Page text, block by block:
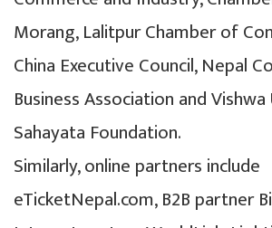
Morang, Lalitpur Chamber of
China Executive Council, Nepal
Business Association and
Sahayata Foundation.
Similarly, online partners include
eTicketNepal.com, B2B partner